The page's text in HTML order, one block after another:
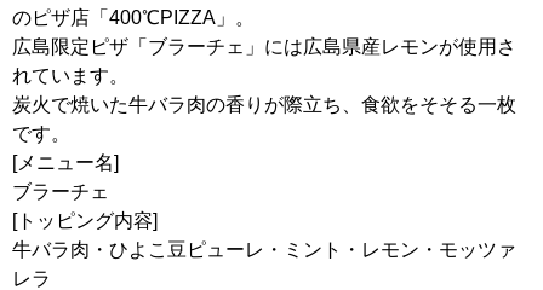
のピザ店「400℃PIZZA」。
広島限定ピザ「ブラーチェ」には広島県産レモンが使用さ
れています。
炭火で焼いた牛バラ肉の香りが際立ち、食欲をそそる一枚
です。
[メニュー名]
ブラーチェ
[トッピング内容]
牛バラ肉・ひよこ豆ピューレ・ミント・レモン・モッツァ
レラ